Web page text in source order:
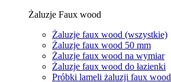
Żaluzje Faux wood
Żaluzje faux wood (wszystkie)
Żaluzje faux wood 50 mm
Żaluzje faux wood na wymiar
Żaluzje faux wood do łazienki
Próbki lameli żaluzji faux wood